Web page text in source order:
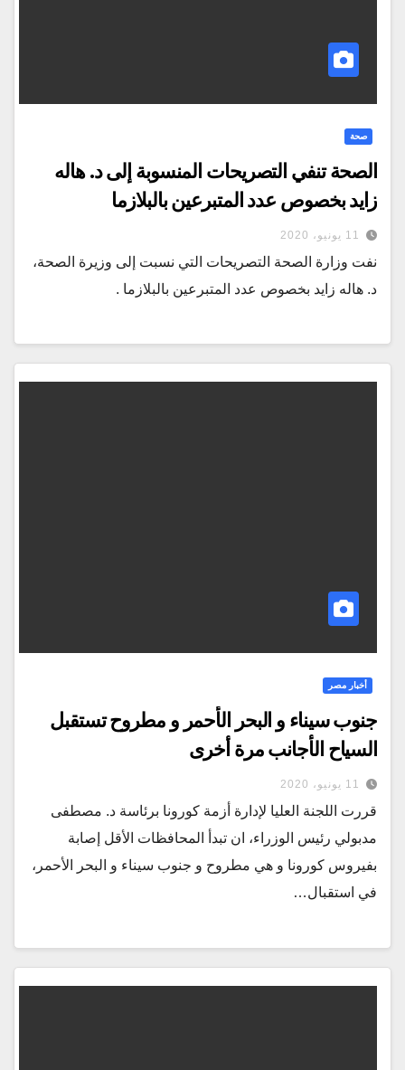
صحة
الصحة تنفي التصريحات المنسوبة إلى د. هاله
زايد بخصوص عدد المتبرعين بالبلازما
11 يونيو، 2020
نفت وزارة الصحة التصريحات التي نسبت إلى وزيرة الصحة،
د. هاله زايد بخصوص عدد المتبرعين بالبلازما .
أخبار مصر
جنوب سيناء و البحر الأحمر و مطروح تستقبل
السياح الأجانب مرة أخرى
11 يونيو، 2020
قررت اللجنة العليا لإدارة أزمة كورونا برئاسة د. مصطفى
مدبولي رئيس الوزراء، ان تبدأ المحافظات الأقل إصابة
بفيروس كورونا و هي مطروح و جنوب سيناء و البحر الأحمر،
في استقبال…